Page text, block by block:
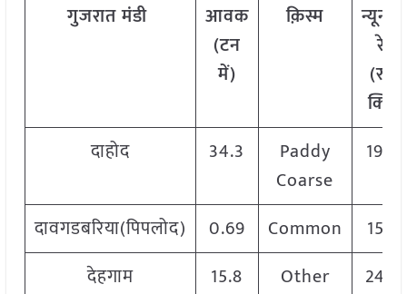
गुजरात मंडी
आवक
(टन
में)
क़िस्म
रेट
(रु./
क्विं.)
दाहोद
34.3
Paddy
Coarse
1950
दावगडबरिया(पिपलोद) 0.69 Common
1570
देहगाम
15.8 Other
2420